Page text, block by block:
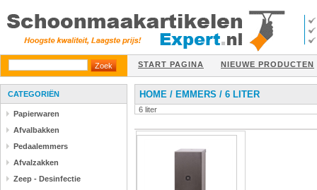
START PAGINA NIEUWE PRODUCTEN
CATEGORIËN
Papierwaren
Afvalbakken
Pedaalemmers
Afvalzakken
Zeep - Desinfectie
HOME / EMMERS / 6 LITER
6 liter